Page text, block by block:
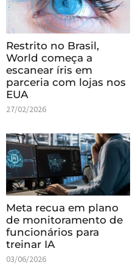
Restrito no Brasil,
World começa a
escanear íris em
parceria com lojas nos
EUA
27/02/2026
Meta recua em plano
de monitoramento de
funcionários para
treinar IA
03/06/2026